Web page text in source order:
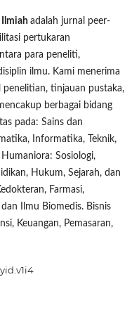
Ilmiah adalah jurnal peer-
pertukaran
para peneliti,
ilmu. Kami menerima
tinjauan pustaka,
berbagai bidang
pada: Sains dan
Informatika, Teknik,
Sosiologi,
Hukum, Sejarah, dan
Farmasi,
Ilmu Biomedis. Bisnis
Keuangan, Pemasaran,